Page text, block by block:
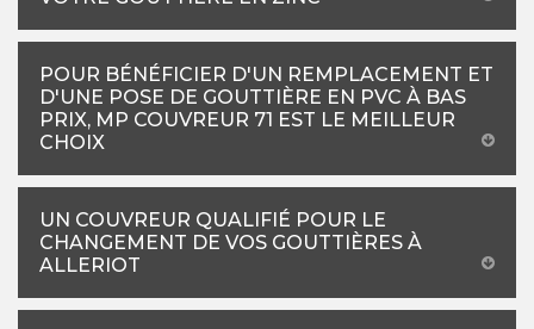
POUR BÉNÉFICIER D'UN REMPLACEMENT ET
D'UNE POSE DE GOUTTIÈRE EN PVC À BAS
PRIX, MP COUVREUR 71 EST LE MEILLEUR
CHOIX
UN COUVREUR QUALIFIÉ POUR LE
CHANGEMENT DE VOS GOUTTIÈRES À
ALLERIOT